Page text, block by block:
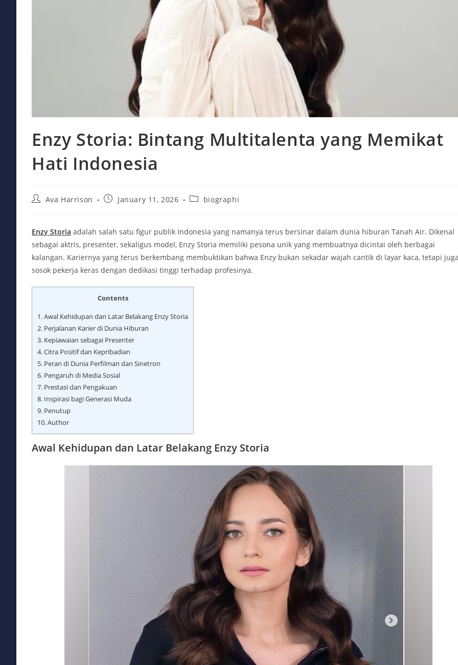
Enzy Storia: Bintang Multitalenta yang Memikat
Hati Indonesia
PostAva Harrison
PostJanuary 11, 2026
Postbiographi
Enzy Storia adalah salah satu figur publik Indonesia yang namanya terus bersinar dalam dunia hiburan Tanah Air. Dikenal
sebagai aktris, presenter, sekaligus model, Enzy Storia memiliki pesona unik yang membuatnya dicintai oleh berbagai
kalangan. Kariernya yang terus berkembang membuktikan bahwa Enzy bukan sekadar wajah cantik di layar kaca, tetapi
sosok pekerja keras dengan dedikasi tinggi terhadap profesinya.
Contents
1.Awal Kehidupan dan Latar Belakang Enzy Storia
2. Perjalanan Karier di Dunia Hiburan
3. Kepiawaian sebagai Presenter
4.Citra Positif dan Kepribadian
5. Peran di Dunia Perfilman dan Sinetron
6. Pengaruh di Media Sosial
7. Prestasi dan Pengakuan
8. Inspirasi bagi Generasi Muda
9. Penutup
10.Author
Awal Kehidupan dan Latar Belakang Enzy Storia